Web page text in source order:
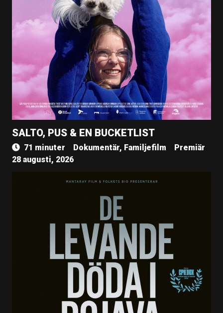
SALTO, PUS & EN BUCKETLIST
71 minuter Dokumentär, Familjefilm
Premiär
28 augusti, 2026